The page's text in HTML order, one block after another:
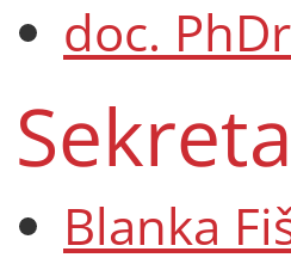
doc.
Blanka